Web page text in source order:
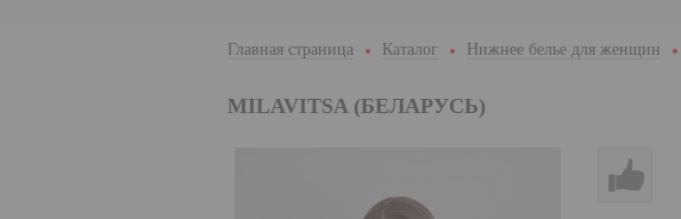
Главная страница Каталог Нижнее белье для женщин
MILAVITSA (БЕЛАРУСЬ)